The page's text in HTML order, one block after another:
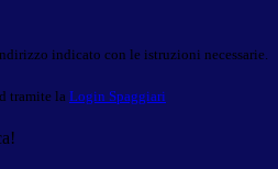
indicato con le istruzioni necessarie.
tramite la Login Spaggiari